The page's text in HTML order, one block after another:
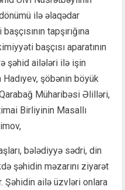
ilə əlaqədar
tapşırığına
başçısı aparatının
şəhid ailələri ilə işin
şöbənin böyük
Müharibəsi Əlilləri,
Birliyinin Masallı
bələdiyyə sədri, din
şəhidin məzarını ziyarət
Şəhidin ailə üzvləri onlara